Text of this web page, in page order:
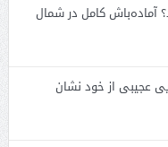
آماده‌باش کامل در شمال
عجیبی از خود نشان